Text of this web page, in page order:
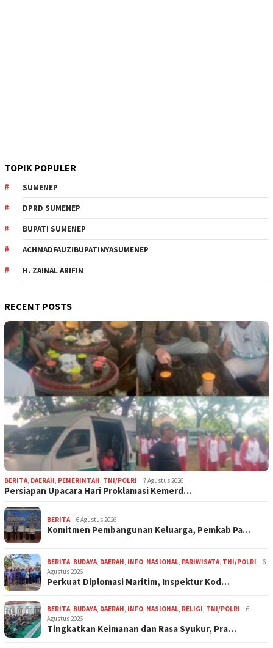
TOPIK POPULER
SUMENEP
DPRD SUMENEP
BUPATI SUMENEP
ACHMADFAUZIBUPATINYASUMENEP
H. ZAINAL ARIFIN
RECENT POSTS
BERITA DAERAH PEMERINTAH TNI/POLRI 7 Agustus 2026
Persiapan Upacara Hari Proklamasi Kemerd…
BERITA 6 Agustus 2026
Komitmen Pembangunan Keluarga, Pemkab Pa…
BERITA BUDAYA DAERAH INFO NASIONAL PARIWISATA TNI/POLRI
6
Agustus 2026
Perkuat Diplomasi Maritim, Inspektur Kod…
BERITA BUDAYA DAERAH INFO NASIONAL RELIGI TNI/POLRI
6
Agustus 2026
Tingkatkan Keimanan dan Rasa Syukur, Pra…